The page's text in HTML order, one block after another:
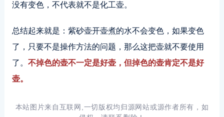
没有变色，不代表就不是化工壶。
总结起来就是：紫砂壶开壶煮的水不会变色，如果变色
了，只要不是操作方法的问题，那么这把壶就不要使用
了。 不掉色的壶不一定是好壶，但掉色的壶肯定不是好
壶。
本站图片来自互联网,一切版权均归源网站或源作者所有，如